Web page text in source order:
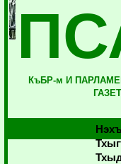
КъБР-м И